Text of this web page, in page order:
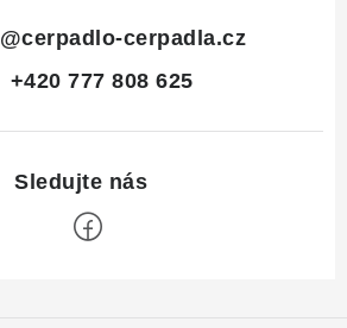
@cerpadlo-cerpadla.cz
+420 777 808 625